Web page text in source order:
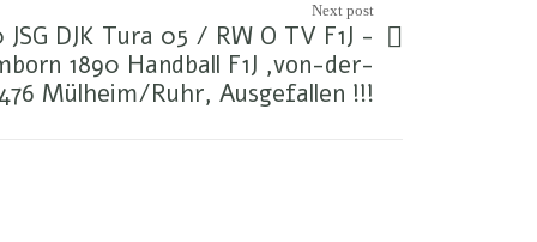
Next post
DJK Tura 05 / RW O TV F1J -
1890 Handball F1J ,von-der-
Mülheim/Ruhr, Ausgefallen !!!